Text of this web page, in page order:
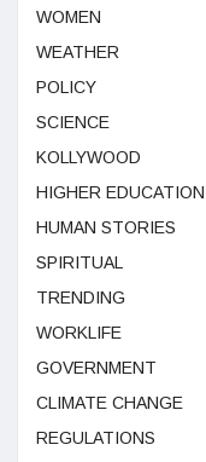
WOMEN
WEATHER
POLICY
SCIENCE
KOLLYWOOD
HIGHER EDUCATION
HUMAN STORIES
SPIRITUAL
TRENDING
WORKLIFE
GOVERNMENT
CLIMATE CHANGE
REGULATIONS